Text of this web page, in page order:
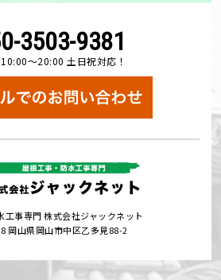
3503-9381
～20:00 土日祝対応！
工事専門 株式会社ジャックネット
岡山県岡山市中区乙多見88-2